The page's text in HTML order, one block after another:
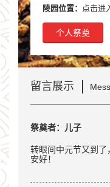
陵园位置：
点击进
个人祭奠
留言展示
祭奠者：儿子
转眼间中元节又到了
安好！